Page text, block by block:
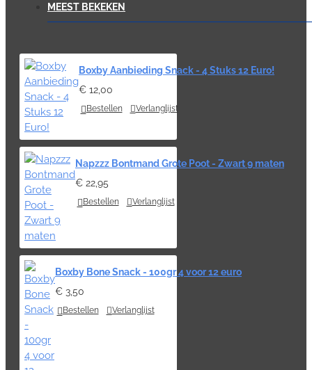
MEEST BEKEKEN
Boxby Aanbieding Snack - 4 Stuks 12 Euro!
€ 12,00
Bestellen Verlanglijst
Napzzz Bontmand Grote Poot - Zwart 9 maten
€ 22,95
Bestellen Verlanglijst
Boxby Bone Snack - 100gr 4 voor 12 euro
€ 3,50
Bestellen Verlanglijst